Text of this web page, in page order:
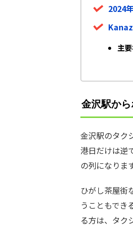
2024
主
金沢駅か
金沢駅のタク
港日だけは逆
の列になります
ひがし茶屋街
うこともでき
る方は、タク